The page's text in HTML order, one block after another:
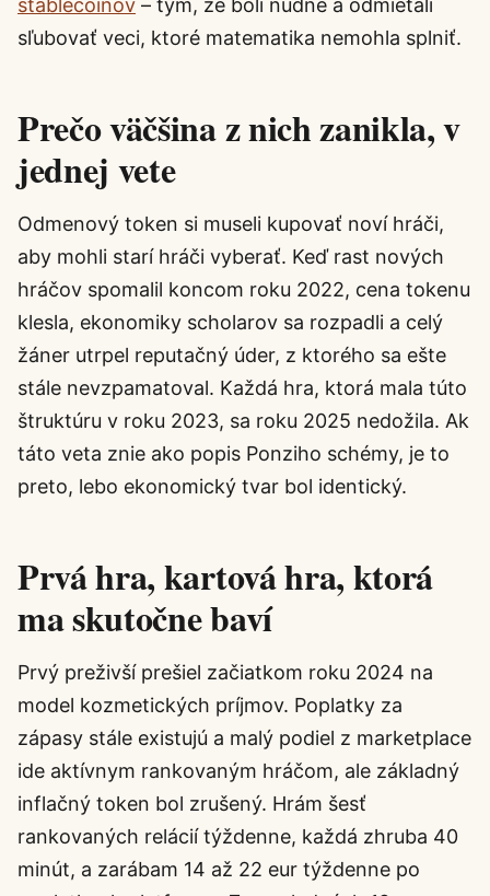
stablecoinov – tým, že boli nudné a odmietali
sľubovať veci, ktoré matematika nemohla splniť.
Prečo väčšina z nich zanikla, v
jednej vete
Odmenový token si museli kupovať noví hráči,
aby mohli starí hráči vyberať. Keď rast nových
hráčov spomalil koncom roku 2022, cena tokenu
klesla, ekonomiky scholarov sa rozpadli a celý
žáner utrpel reputačný úder, z ktorého sa ešte
stále nevzpamatoval. Každá hra, ktorá mala túto
štruktúru v roku 2023, sa roku 2025 nedožila. Ak
táto veta znie ako popis Ponziho schémy, je to
preto, lebo ekonomický tvar bol identický.
Prvá hra, kartová hra, ktorá
ma skutočne baví
Prvý preživší prešiel začiatkom roku 2024 na
model kozmetických príjmov. Poplatky za
zápasy stále existujú a malý podiel z marketplace
ide aktívnym rankovaným hráčom, ale základný
inflačný token bol zrušený. Hrám šesť
rankovaných relácií týždenne, každá zhruba 40
minút, a zarábam 14 až 22 eur týždenne po